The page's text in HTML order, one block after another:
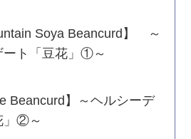
Soya Beancurd】 ～
ート「豆花」①～
Beancurd】～ヘルシーデ
」②～